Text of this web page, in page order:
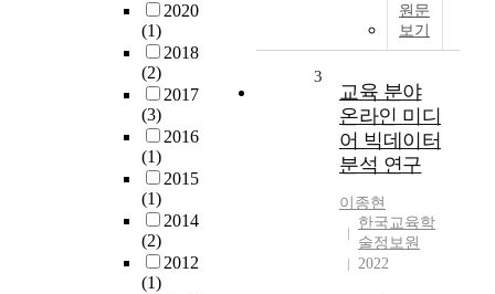
2020
(1)
2018
(2)
2017
(3)
2016
(1)
2015
(1)
2014
(2)
2012
(1)
원문
보기
3
교육 분야
온라인 미디
어 빅데이터
분석 연구
이종현
한국교육학
술정보원
2022